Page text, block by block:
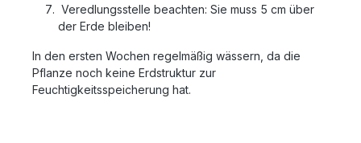
Veredlungsstelle beachten: Sie muss 5 cm über
der Erde bleiben!
In den ersten Wochen regelmäßig wässern, da die
Pflanze noch keine Erdstruktur zur
Feuchtigkeitsspeicherung hat.